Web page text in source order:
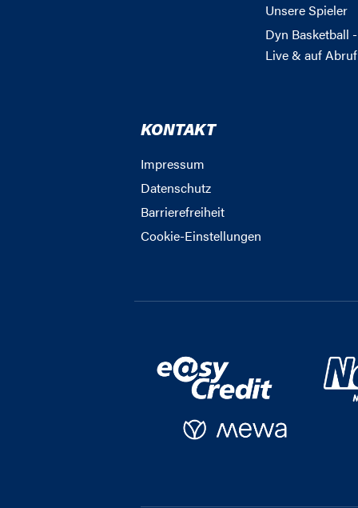
Unsere Spieler
Dyn Basketball -
Live & auf Abruf
KONTAKT
Impressum
Datenschutz
Barrierefreiheit
Cookie-Einstellungen